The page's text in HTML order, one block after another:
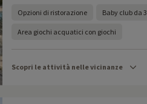
Opzioni di ristorazione Baby club da
Area giochi acquatici con giochi
Scopri le attività nelle vicinanze